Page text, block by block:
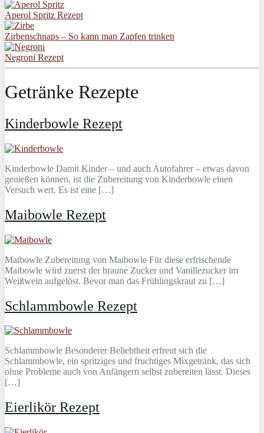
Aperol Spritz Rezept
Zirbenschnaps – So kann man Zapfen trinken
Negroni Rezept
Getränke Rezepte
Kinderbowle Rezept
Kinderbowle Damit Kinder – und auch Autofahrer – etwas davon
genießen können, ist die Zubereitung von Kinderbowle einen
Versuch wert. Es ist eine […]
Maibowle Rezept
Maibowle Zubereitung von Maibowle Für diese erfrischende
Maibowle wird zuerst der braune Zucker und Vanillezucker im
Weißwein aufgelöst. Bevor man das Frühlingskraut zu […]
Schlammbowle Rezept
Schlammbowle Besonderer Beliebtheit erfreut sich die
Schlammbowle, ein spritziges und fruchtiges Mixgetränk, das sich
ohne Probleme auch von Anfängern selbst zubereiten lässt. Dieses
[…]
Eierlikör Rezept